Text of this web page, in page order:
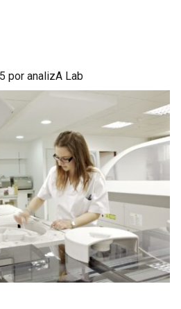
por analizA Lab